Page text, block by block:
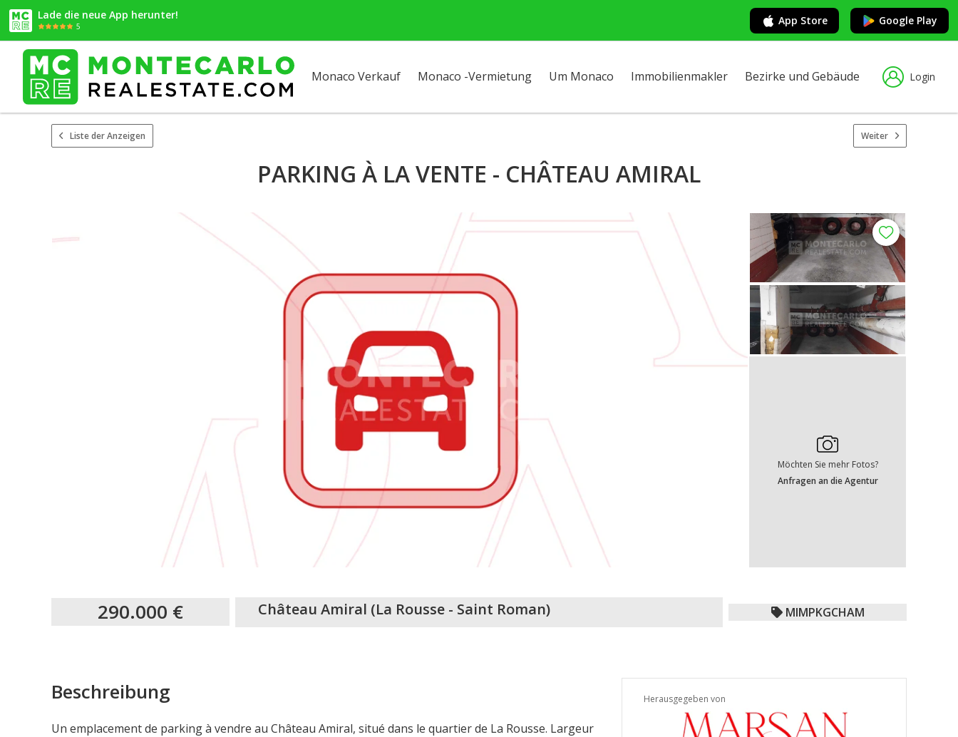
Lade die neue App herunter!
5 App Store Google Play
Monaco Verkauf Monaco -Vermietung Um Monaco Immobilienmakler Bezirke und Gebäude Login
Liste der Anzeigen Weiter
PARKING À LA VENTE - CHÂTEAU AMIRAL
Möchten Sie mehr Fotos?
Anfragen an die Agentur
290.000 € Château Amiral (La Rousse - Saint Roman) MIMPKGCHAM
Herausgegeben von
Beschreibung
Un emplacement de parking à vendre au Château Amiral, situé dans le quartier de La Rousse. Largeur